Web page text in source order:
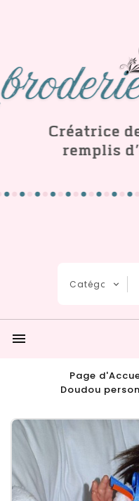

Page
Doudou